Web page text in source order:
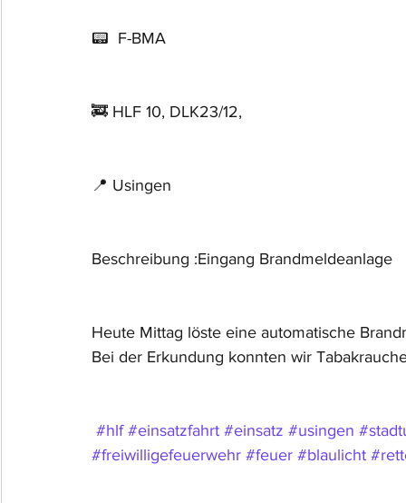
📟  F-BMA
🚒 HLF 10, DLK23/12,
📍 Usingen
Beschreibung :Eingang Brandmeldeanlage
Heute Mittag löste eine automatische
Bei der Erkundung konnten wir
#hlf #einsatzfahrt #einsatz #usingen
#freiwilligefeuerwehr #feuer #blaulicht